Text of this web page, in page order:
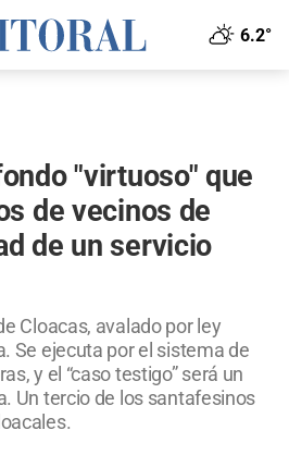
6.2°
"virtuoso" que
de vecinos de
de un servicio
Cloacas, avalado por ley
Se ejecuta por el sistema de
y el “caso testigo” será un
Un tercio de los santafesinos